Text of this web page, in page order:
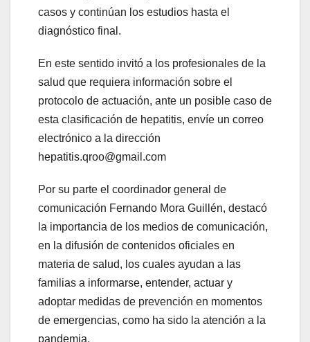
casos y continúan los estudios hasta el
diagnóstico final.
En este sentido invitó a los profesionales de la
salud que requiera información sobre el
protocolo de actuación, ante un posible caso de
esta clasificación de hepatitis, envíe un correo
electrónico a la dirección
hepatitis.qroo@gmail.com
Por su parte el coordinador general de
comunicación Fernando Mora Guillén, destacó
la importancia de los medios de comunicación,
en la difusión de contenidos oficiales en
materia de salud, los cuales ayudan a las
familias a informarse, entender, actuar y
adoptar medidas de prevención en momentos
de emergencias, como ha sido la atención a la
pandemia.